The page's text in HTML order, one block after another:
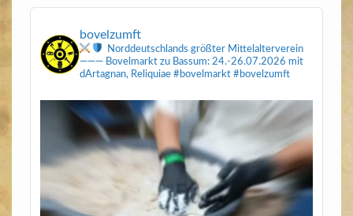
bovelzumft
Norddeutschlands größter Mittelalterverein
——— Bovelmarkt zu Bassum: 24.-26.07.2026 mit
dArtagnan, Reliquiae#bovelmarkt #bovelzumft